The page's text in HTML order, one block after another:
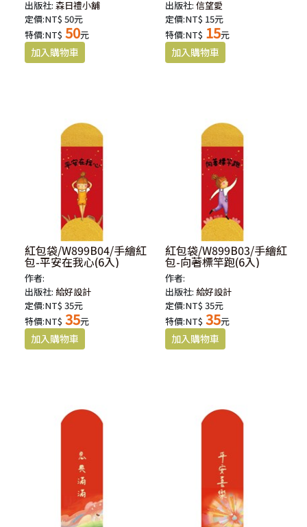
出版社:森日禮小舖
定價:NT$ 50元
特價:NT$ 50元
出版社:信望愛
定價:NT$ 15元
特價:NT$ 15元
紅包袋/W899B04/手繪紅
包-平安在我心(6入)
作者:
出版社: 給好設計
定價:NT$ 35元
特價:NT$ 35元
紅包袋/W899B03/手繪紅
包-向著標竿跑(6入)
作者:
出版社: 給好設計
定價:NT$ 35元
特價:NT$ 35元